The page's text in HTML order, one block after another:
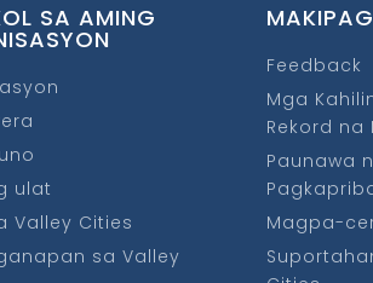
SA AMING
ulat
Valley Cities
sa Valley
Feedback
Mga
Rekord na
Paunawa
Magpa-